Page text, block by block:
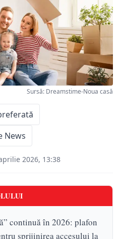
Sursă: Dreamstime-Noua casă
News
2026, 13:38
continuă în 2026: plafon
sprijinirea accesului la